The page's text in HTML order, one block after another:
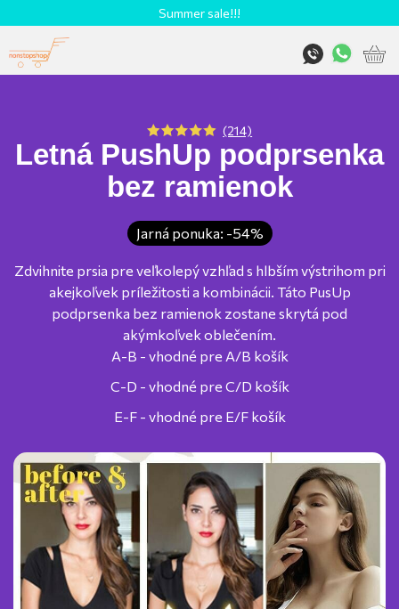
Summer sale!!!
(214)
Letná PushUp podprsenka
bez ramienok
Jarná ponuka: -54%
Zdvihnite prsia pre veľkolepý vzhľad s hlbším výstrihom pri
akejkoľvek príležitosti a kombinácii. Táto PusUp
podprsenka bez ramienok zostane skrytá pod
akýmkoľvek oblečením.
A-B - vhodné pre A/B košík
C-D - vhodné pre C/D košík
E-F - vhodné pre E/F košík